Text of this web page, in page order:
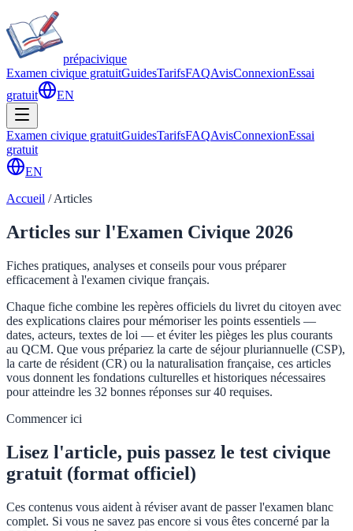
prépacivique
Examen civique gratuitGuidesTarifsFAQAvisConnexionEssai
gratuit
EN
Examen civique gratuitGuidesTarifsFAQAvisConnexionEssai
gratuit
EN
Accueil /Articles
Articles sur l'Examen Civique 2026
Fiches pratiques, analyses et conseils pour vous préparer
efficacement à l'examen civique français.
Chaque fiche combine les repères officiels du livret du citoyen avec
des explications claires pour mémoriser les points essentiels —
dates, acteurs, textes de loi — et éviter les pièges les plus courants
au QCM. Que vous prépariez la carte de séjour pluriannuelle (CSP),
la carte de résident (CR) ou la naturalisation française, ces articles
vous donnent les fondations culturelles et historiques nécessaires
pour atteindre les 32 bonnes réponses sur 40 requises.
Commencer ici
Lisez l'article, puis passez le test civique
gratuit (format officiel)
Ces contenus vous aident à réviser avant de passer l'examen blanc
complet. Si vous ne savez pas encore si vous êtes concerné par la